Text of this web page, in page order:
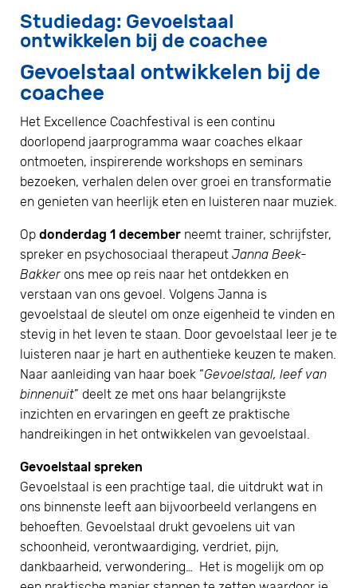
Studiedag: Gevoelstaal
ontwikkelen bij de coachee
Gevoelstaal ontwikkelen bij de
coachee
Het Excellence Coachfestival is een continu
doorlopend jaarprogramma waar coaches elkaar
ontmoeten, inspirerende workshops en seminars
bezoeken, verhalen delen over groei en transformatie
en genieten van heerlijk eten en luisteren naar muziek.
Op donderdag 1 december neemt trainer, schrijfster,
spreker en psychosociaal therapeut Janna Beek-
Bakker ons mee op reis naar het ontdekken en
verstaan van ons gevoel. Volgens Janna is
gevoelstaal de sleutel om onze eigenheid te vinden en
stevig in het leven te staan. Door gevoelstaal leer je te
luisteren naar je hart en authentieke keuzen te maken.
Naar aanleiding van haar boek “Gevoelstaal, leef van
binnenuit” deelt ze met ons haar belangrijkste
inzichten en ervaringen en geeft ze praktische
handreikingen in het ontwikkelen van gevoelstaal.
Gevoelstaal spreken
Gevoelstaal is een prachtige taal, die uitdrukt wat in
ons binnenste leeft aan bijvoorbeeld verlangens en
behoeften. Gevoelstaal drukt gevoelens uit van
schoonheid, verontwaardiging, verdriet, pijn,
dankbaarheid, verwondering… Het is mogelijk om op